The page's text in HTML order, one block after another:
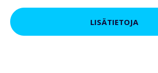
LISÄTIETOJA